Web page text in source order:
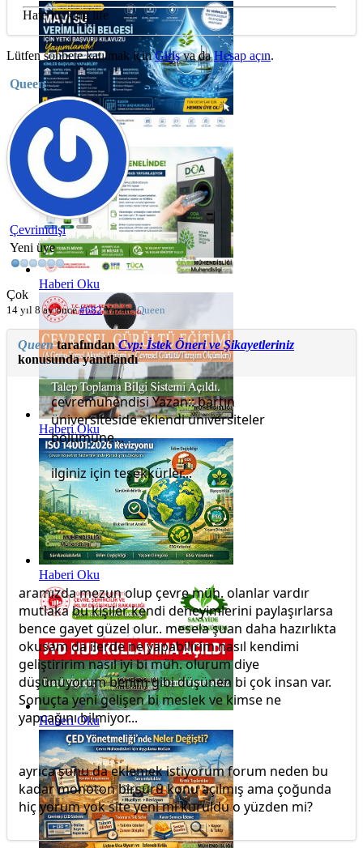
Haberi Oku
Haberi Oku
Haberi Oku
Haberi Oku
Haberi Oku
Hate fucking life
Lütfen sohbete katılmak içinGirişya daHesap açın.
Queen
Çevrimdışı
Yeni üye
Çok
14 yıl 8 ay önce #682 Yazan:Queen
QueentarafındanCvp: İstek Öneri ve Şikayetleriniz
konusunda yanıtlandı
cevremuhendisi Yazan:: bartın
üniversiteside eklendi üniversiteler
bölümüne...
ilginiz için teşekkürler...
aramızda mezun olup çevre müh. olanlar vardır
mutlaka bu kişiler kendi deneyimlerini paylaşırlarsa
bence gayet güzel olur.. mesela şuan daha hazırlıkta
okusam da ilerde ne yapabilirim nasıl kendimi
geliştiririm nasıl iyi bi müh. olurum diye
düşünüyorum benim gibi düşünen bi çok insan var.
Sonuçta yeni gelişen bi meslek ve kimse ne
yapcağını bilmiyor...
ayrıca şunu da eklemek istiyorum forum neden bu
kadar monoton birsürü konu açılmış ama çoğunda
hiç yorum yok site yeni mi kuruldu o yüzden mi?